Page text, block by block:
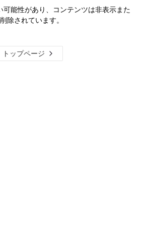
可能性があり、コンテンツは非表示また
除されています。
トップページ